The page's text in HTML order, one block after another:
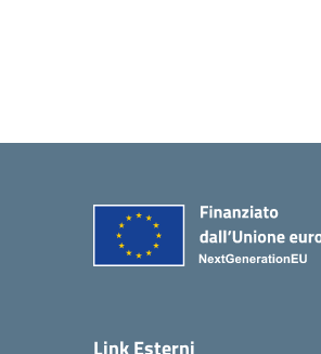
Link Esterni